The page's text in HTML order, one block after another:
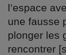
l’espace
une fausse
plonger les
rencontrer